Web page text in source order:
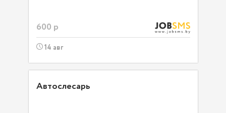
600 р
14 авг
Автослесарь